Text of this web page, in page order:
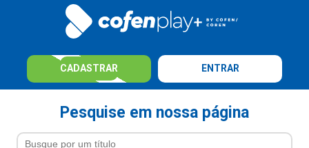
CADASTRAR ENTRAR
Pesquise em nossa página